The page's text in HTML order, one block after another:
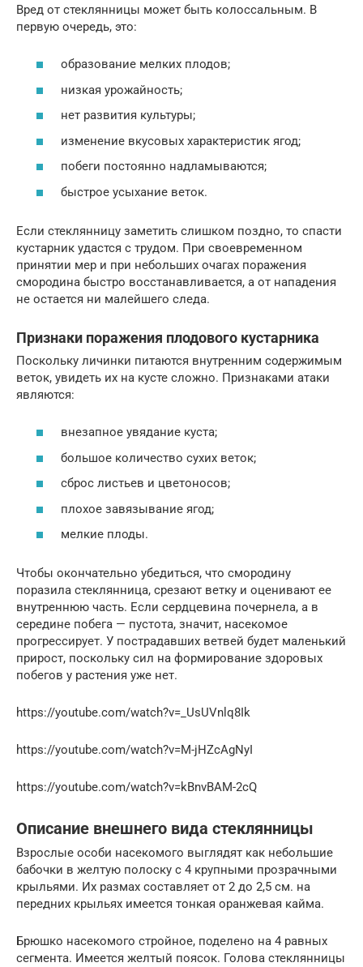
Вред от стеклянницы может быть колоссальным. В
первую очередь, это:
образование мелких плодов;
низкая урожайность;
нет развития культуры;
изменение вкусовых характеристик ягод;
побеги постоянно надламываются;
быстрое усыхание веток.
Если стеклянницу заметить слишком поздно, то спасти
кустарник удастся с трудом. При своевременном
принятии мер и при небольших очагах поражения
смородина быстро восстанавливается, а от нападения
не остается ни малейшего следа.
Признаки поражения плодового кустарника
Поскольку личинки питаются внутренним содержимым
веток, увидеть их на кусте сложно. Признаками атаки
являются:
внезапное увядание куста;
большое количество сухих веток;
сброс листьев и цветоносов;
плохое завязывание ягод;
мелкие плоды.
Чтобы окончательно убедиться, что смородину
поразила стеклянница, срезают ветку и оценивают ее
внутреннюю часть. Если сердцевина почернела, а в
середине побега — пустота, значит, насекомое
прогрессирует. У пострадавших ветвей будет маленький
прирост, поскольку сил на формирование здоровых
побегов у растения уже нет.
https://youtube.com/watch?v=_UsUVnlq8Ik
https://youtube.com/watch?v=M-jHZcAgNyI
https://youtube.com/watch?v=kBnvBAM-2cQ
Описание внешнего вида стеклянницы
Взрослые особи насекомого выглядят как небольшие
бабочки в желтую полоску с 4 крупными прозрачными
крыльями. Их размах составляет от 2 до 2,5 см. на
передних крыльях имеется тонкая оранжевая кайма.
Брюшко насекомого стройное, поделено на 4 равных
сегмента. Имеется желтый поясок. Голова стеклянницы